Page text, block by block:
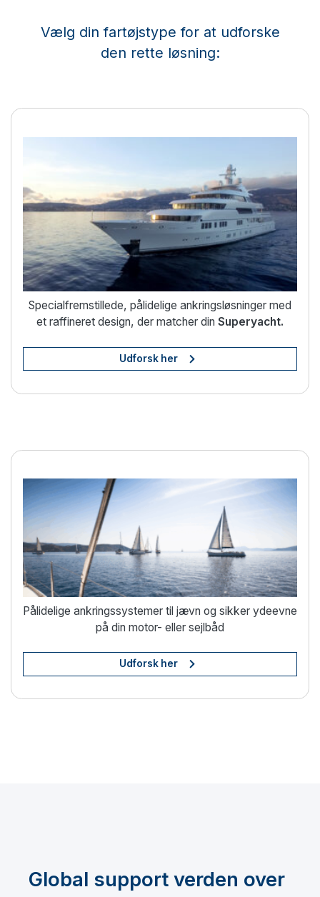
Vælg din fartøjstype for at udforske
den rette løsning:
Sikker ankring med fuld tillid
Specialfremstillede, pålidelige ankringsløsninger med
et raffineret design, der matcher din Superyacht.
Udforsk her
Sikker ankring med fuld tillid
Pålidelige ankringssystemer til jævn og sikker ydeevne
på din motor- eller sejlbåd
Udforsk her
Global support verden over